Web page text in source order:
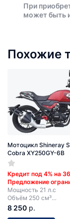
При
может быть
Похожие
Мотоцикл Shineray
Cobra XY250GY-6B
Кредит под 4% на
Предложение
Мощность 21 л.с
Объём 250 см³
5 передач
Электростартер +
8 250 р.